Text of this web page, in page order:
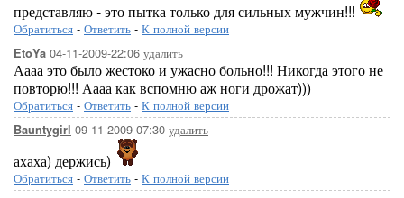
представляю - это пытка только для сильных мужчин!!!
Обратиться - Ответить - К полной версии
EtoYa 04-11-2009-22:06 удалить
Аааа это было жестоко и ужасно больно!!! Никогда этого не
повторю!!! Аааа как вспомню аж ноги дрожат)))
Обратиться - Ответить - К полной версии
Bauntygirl 09-11-2009-07:30 удалить
ахаха) держись)
Обратиться - Ответить - К полной версии